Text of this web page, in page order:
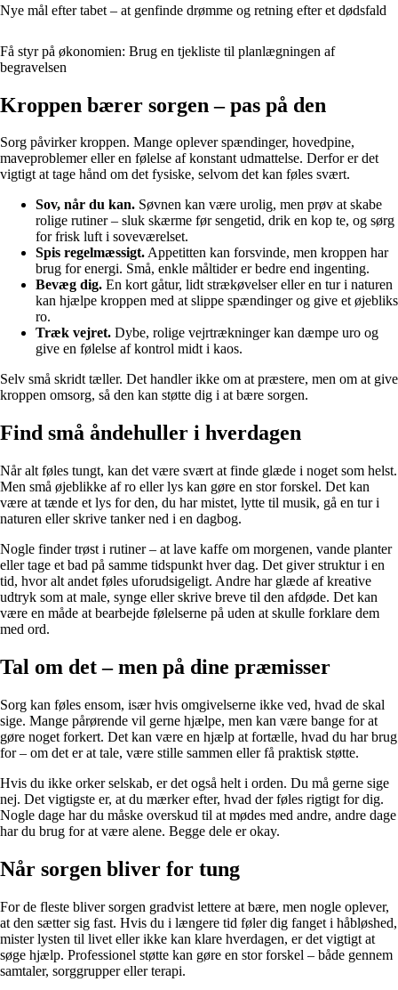
Nye mål efter tabet – at genfinde drømme og retning efter et dødsfald
Få styr på økonomien: Brug en tjekliste til planlægningen af
begravelsen
Kroppen bærer sorgen – pas på den
Sorg påvirker kroppen. Mange oplever spændinger, hovedpine,
maveproblemer eller en følelse af konstant udmattelse. Derfor er det
vigtigt at tage hånd om det fysiske, selvom det kan føles svært.
Sov, når du kan. Søvnen kan være urolig, men prøv at skabe
rolige rutiner – sluk skærme før sengetid, drik en kop te, og sørg
for frisk luft i soveværelset.
Spis regelmæssigt.Appetitten kan forsvinde, men kroppen har
brug for energi. Små, enkle måltider er bedre end ingenting.
Bevæg dig. En kort gåtur, lidt strækøvelser eller en tur i naturen
kan hjælpe kroppen med at slippe spændinger og give et øjebliks
ro.
Træk vejret. Dybe, rolige vejrtrækninger kan dæmpe uro og
give en følelse af kontrol midt i kaos.
Selv små skridt tæller. Det handler ikke om at præstere, men om at give
kroppen omsorg, så den kan støtte dig i at bære sorgen.
Find små åndehuller i hverdagen
Når alt føles tungt, kan det være svært at finde glæde i noget som helst.
Men små øjeblikke af ro eller lys kan gøre en stor forskel. Det kan
være at tænde et lys for den, du har mistet, lytte til musik, gå en tur i
naturen eller skrive tanker ned i en dagbog.
Nogle finder trøst i rutiner – at lave kaffe om morgenen, vande planter
eller tage et bad på samme tidspunkt hver dag. Det giver struktur i en
tid, hvor alt andet føles uforudsigeligt. Andre har glæde af kreative
udtryk som at male, synge eller skrive breve til den afdøde. Det kan
være en måde at bearbejde følelserne på uden at skulle forklare dem
med ord.
Tal om det – men på dine præmisser
Sorg kan føles ensom, især hvis omgivelserne ikke ved, hvad de skal
sige. Mange pårørende vil gerne hjælpe, men kan være bange for at
gøre noget forkert. Det kan være en hjælp at fortælle, hvad du har brug
for – om det er at tale, være stille sammen eller få praktisk støtte.
Hvis du ikke orker selskab, er det også helt i orden. Du må gerne sige
nej. Det vigtigste er, at du mærker efter, hvad der føles rigtigt for dig.
Nogle dage har du måske overskud til at mødes med andre, andre dage
har du brug for at være alene. Begge dele er okay.
Når sorgen bliver for tung
For de fleste bliver sorgen gradvist lettere at bære, men nogle oplever,
at den sætter sig fast. Hvis du i længere tid føler dig fanget i håbløshed,
mister lysten til livet eller ikke kan klare hverdagen, er det vigtigt at
søge hjælp. Professionel støtte kan gøre en stor forskel – både gennem
samtaler, sorggrupper eller terapi.